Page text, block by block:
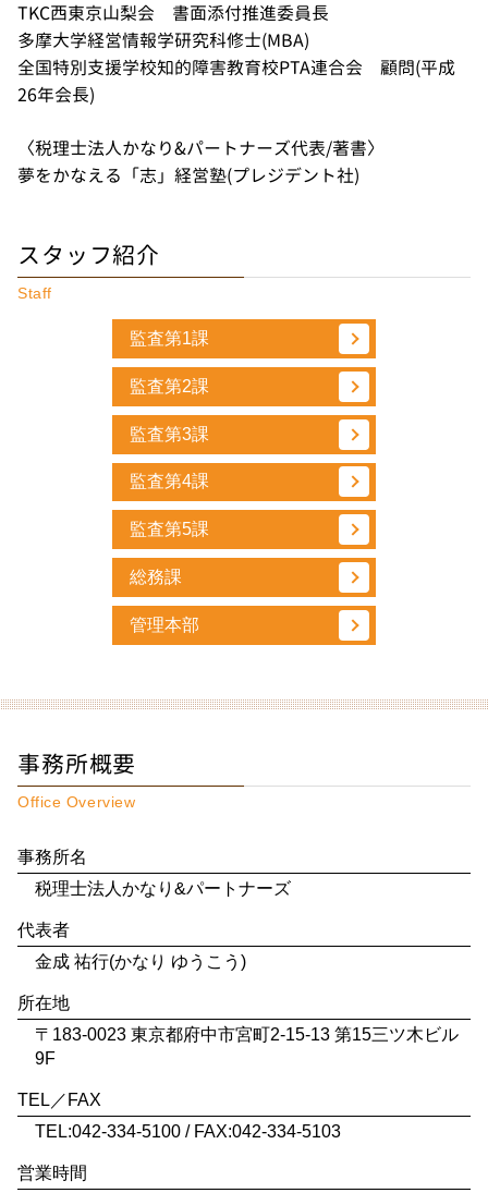
TKC西東京山梨会 書面添付推進委員長
多摩大学経営情報学研究科修士(MBA)
全国特別支援学校知的障害教育校PTA連合会 顧問(平成
26年会長)
〈税理士法人かなり&パートナーズ代表/著書〉
夢をかなえる「志」経営塾(プレジデント社)
スタッフ紹介
Staff
監査第1課
監査第2課
監査第3課
監査第4課
監査第5課
総務課
管理本部
事務所概要
Office Overview
事務所名
税理士法人かなり&パートナーズ
代表者
金成 祐行(かなり ゆうこう)
所在地
〒183-0023 東京都府中市宮町2-15-13 第15三ツ木ビル
9F
TEL／FAX
TEL:042-334-5100 / FAX:042-334-5103
営業時間